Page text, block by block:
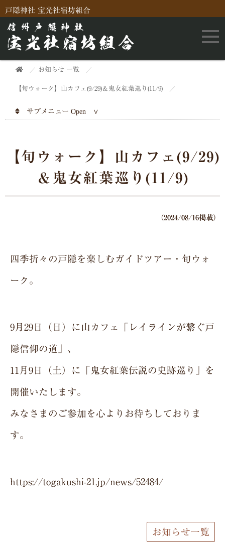
戸隠神社 宝光社宿坊組合
お知らせ 一覧
【旬ウォーク】山カフェ(9/29)＆鬼女紅葉巡り(11/9)
サブメニュー
【旬ウォーク】山カフェ(9/29)
＆鬼女紅葉巡り(11/9)
（2024/08/16掲載）
四季折々の戸隠を楽しむガイドツアー・旬ウォ
ーク。
9月29日（日）に山カフェ「レイラインが繋ぐ戸
隠信仰の道」、
11月9日（土）に「鬼女紅葉伝説の史跡巡り」を
開催いたします。
みなさまのご参加を心よりお待ちしておりま
す。
https://togakushi-21.jp/news/52484/
お知らせ一覧